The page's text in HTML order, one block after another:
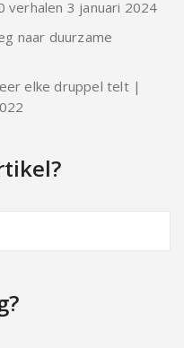
verhalen 3 januari 2024
naar duurzame
elke druppel telt |